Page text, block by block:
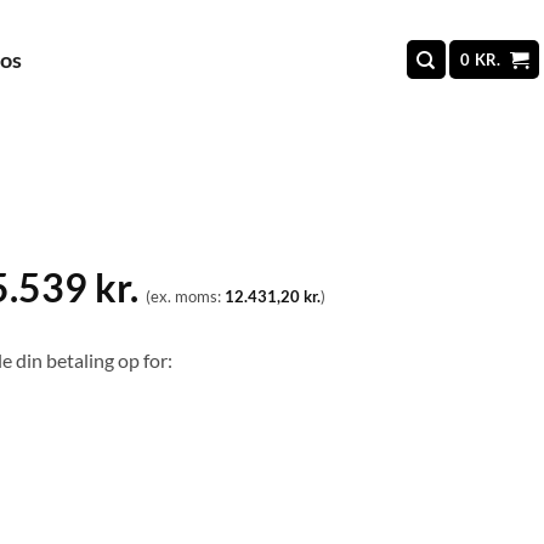
0 KR.
kr. (ex. moms: 12.431,20kr.)
din betaling op for: